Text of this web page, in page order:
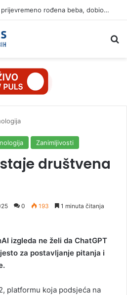
Mali Aleksej iz Teslića, prijevremeno rođena beba, dobio životnu bitku na UKC-u Srpske
Zanimljivosti
društvena
0 193 1 minuta čitanja
izgleda ne želi da ChatGPT
za postavljanje pitanja i
platformu koja podsjeća na